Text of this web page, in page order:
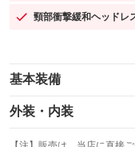
頸部衝撃緩和ヘッドレ
：装備あり
基本装備
エアバッグ：運転席/助
：装備あり
：装備なし
外装・内装
カーナビ